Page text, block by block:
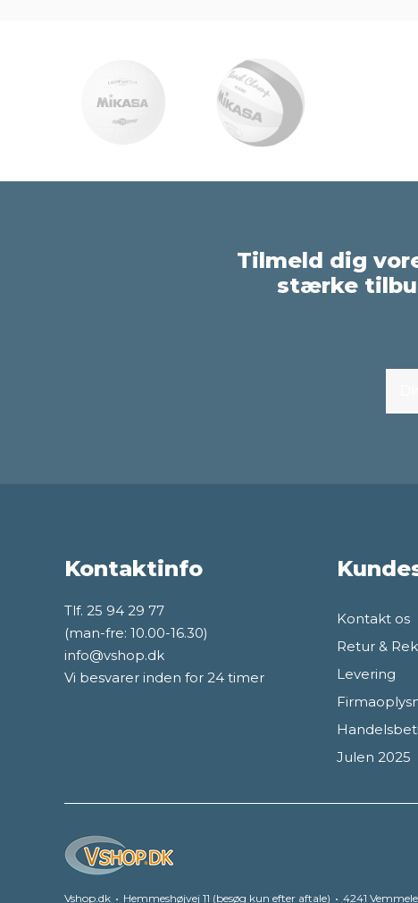
Tilmeld dig
stærke
Kontaktinfo
Tlf. 25 94 29 77
(man-fre: 10.00-16.30)
info@vshop.dk
Vi besvarer inden for 24 timer
Kontakt os
Retur &
Levering
Julen 2025
Vshop.dk Hemmeshøjvej 11 (besøg kun efter aftale) 4241